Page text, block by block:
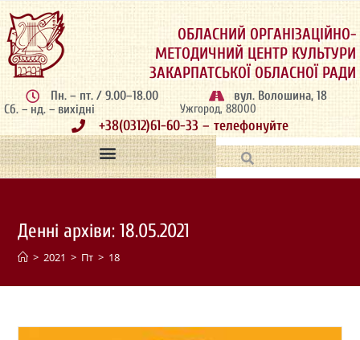
ОБЛАСНИЙ ОРГАНІЗАЦІЙНО-
МЕТОДИЧНИЙ ЦЕНТР КУЛЬТУРИ
ЗАКАРПАТСЬКОЇ ОБЛАСНОЇ РАДИ
Пн. – пт. / 9.00–18.00
Сб. – нд. – вихідні
вул. Волошина, 18
Ужгород, 88000
+38(0312)61-60-33 – телефонуйте
Денні архіви: 18.05.2021
> 2021 > Пт > 18